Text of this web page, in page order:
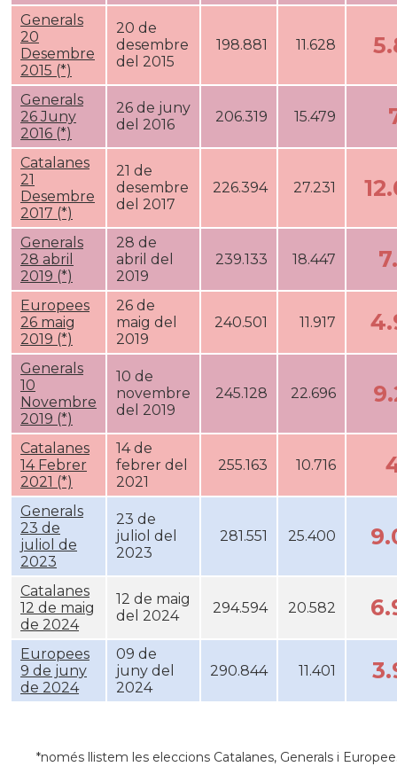
Generals
20
Desembre
2015 (*)
20 de
desembre
del 2015
198.881 11.628
Generals
26 Juny
2016 (*)
26 de juny
del 2016
206.319 15.479
Catalanes
21
Desembre
2017 (*)
21 de
desembre
del 2017
226.394 27.231
Generals
28 abril
2019 (*)
28 de
abril del
2019
239.133 18.447
Europees
26 maig
2019 (*)
26 de
maig del
2019
240.501 11.917
Generals
10
Novembre
2019 (*)
10 de
novembre
del 2019
245.128 22.696
Catalanes
14 Febrer
2021 (*)
14 de
febrer del
2021
255.163 10.716
Generals
23 de
juliol de
2023
23 de
juliol del
2023
281.551 25.400
Catalanes
12 de maig
de 2024
12 de maig
del 2024
294.594 20.582
Europees
9 de juny
de 2024
09 de
juny del
2024
290.844 11.401
*només llistem les eleccions Catalanes, Generals i